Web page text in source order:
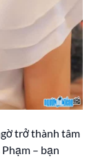
trở thành tâm
– bạn